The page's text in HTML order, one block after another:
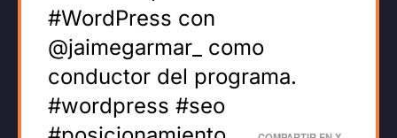
#WordPress con
@jaimegarmar_ como
conductor del programa.
#wordpress #seo